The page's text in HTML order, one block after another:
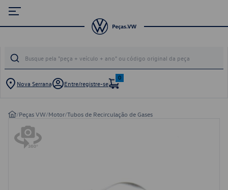
Nova Serrana Entre/registre-se
0
/Peças VW/Motor/Tubos de Recirculação de Gases